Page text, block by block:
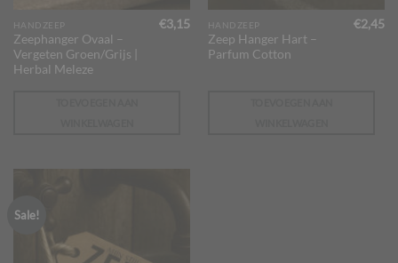
HANDZEEP
Zeephanger Ovaal –
Vergeten Groen/Grijs |
Herbal Meleze
€3,15 HANDZEEP
Zeep Hanger Hart –
Parfum Cotton
€2,45
Sale!